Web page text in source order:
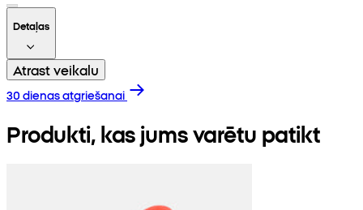
Detaļas
Atrast veikalu
30 dienas atgriešanai
Produkti, kas jums varētu patikt